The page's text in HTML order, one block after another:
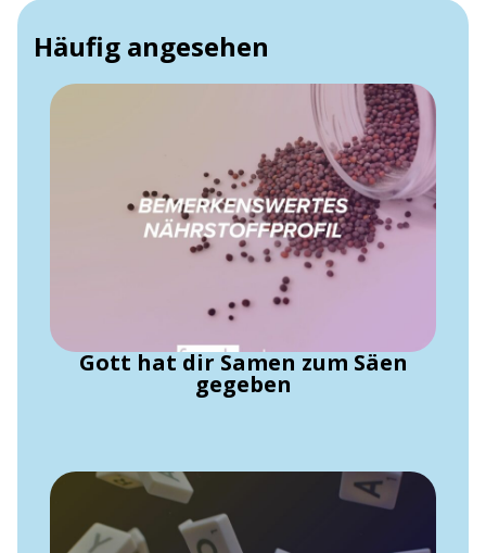
Häufig angesehen
Gott hat dir Samen zum Säen
gegeben